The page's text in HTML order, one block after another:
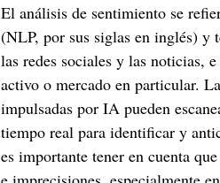
El análisis de sentimiento se
(NLP, por sus siglas en inglés) y
las redes sociales y las noticias,
activo o mercado en particular.
impulsadas por IA pueden
tiempo real para identificar y
es importante tener en cuenta